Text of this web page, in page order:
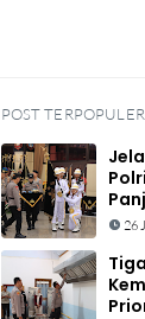
POST TERPOPULER
26